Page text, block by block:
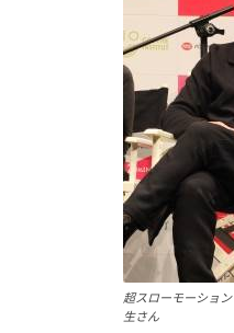
超スローモーショ
生さん